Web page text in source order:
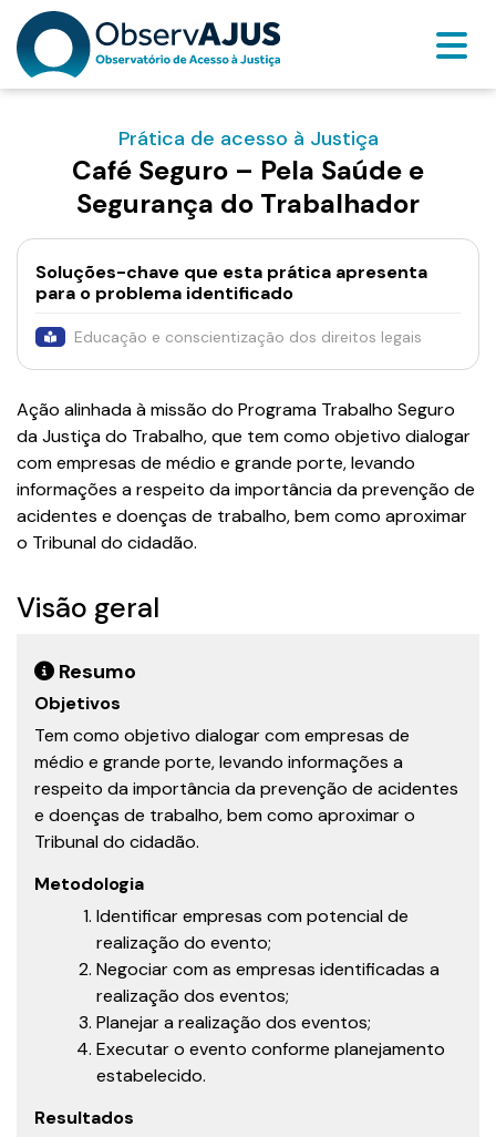
Prática de acesso à Justiça
Café Seguro – Pela Saúde e
Segurança do Trabalhador
Soluções-chave que esta prática apresenta
para o problema identificado
Educação e conscientização dos direitos legais
Ação alinhada à missão do Programa Trabalho Seguro
da Justiça do Trabalho, que tem como objetivo dialogar
com empresas de médio e grande porte, levando
informações a respeito da importância da prevenção de
acidentes e doenças de trabalho, bem como aproximar
o Tribunal do cidadão.
Visão geral
Resumo
Objetivos
Tem como objetivo dialogar com empresas de
médio e grande porte, levando informações a
respeito da importância da prevenção de acidentes
e doenças de trabalho, bem como aproximar o
Tribunal do cidadão.
Metodologia
Identificar empresas com potencial de
realização do evento;
Negociar com as empresas identificadas a
realização dos eventos;
Planejar a realização dos eventos;
Executar o evento conforme planejamento
estabelecido.
Resultados